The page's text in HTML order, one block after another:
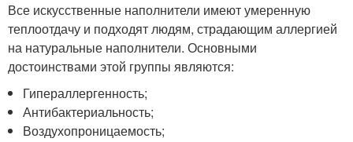
Все искусственные наполнители имеют умеренную
теплоотдачу и подходят людям, страдающим аллергией
на натуральные наполнители. Основными
достоинствами этой группы являются:
Гипераллергенность;
Антибактериальность;
Воздухопроницаемость;